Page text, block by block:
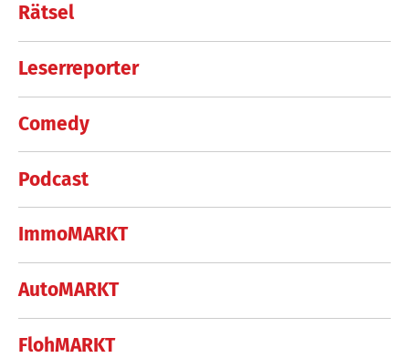
Rätsel
Leserreporter
Comedy
Podcast
ImmoMARKT
AutoMARKT
FlohMARKT